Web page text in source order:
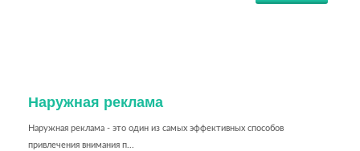
Наружная реклама
Наружная реклама - это один из самых эффективных способов
привлечения внимания п...